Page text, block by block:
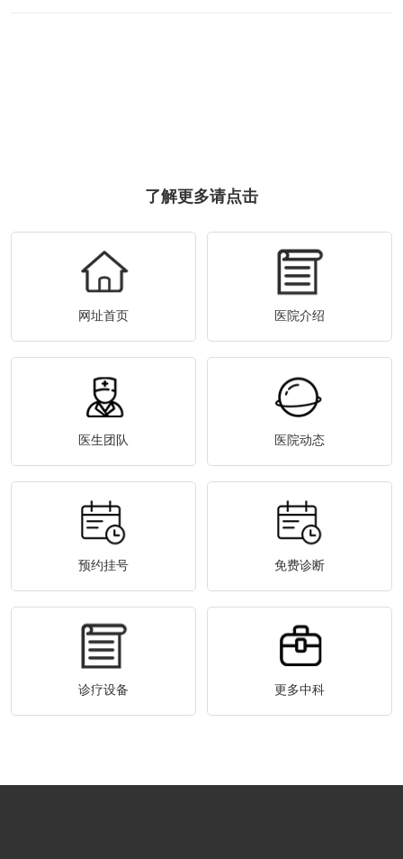
了解更多请点击
网址首页 医院介绍
医生团队 医院动态
预约挂号 免费诊断
诊疗设备 更多中科